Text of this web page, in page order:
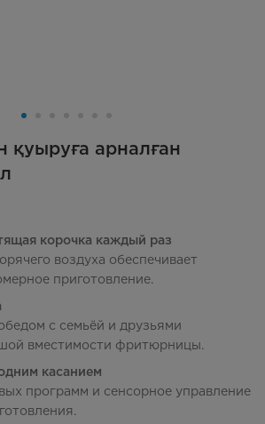
қуыруға арналған
корочка каждый раз
воздуха обеспечивает
приготовление.
с семьёй и друзьями
вместимости фритюрницы.
касанием
программ и сенсорное управление